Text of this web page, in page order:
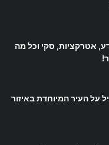
אטרקציות, סקי וכל מה
על העיר המיוחדת באיזור